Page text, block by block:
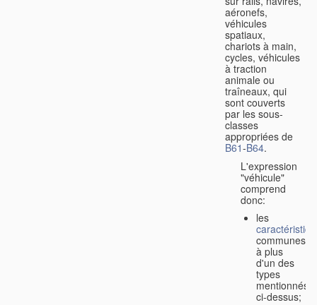
aéronefs,
véhicules
spatiaux,
chariots à main,
cycles, véhicules
à traction
animale ou
traîneaux, qui
sont couverts
par les sous-
classes
appropriées de
B61-B64.
L'expression
"véhicule"
comprend
donc:
les
communes
à plus
d'un des
types
mentionnés
ci-dessus;